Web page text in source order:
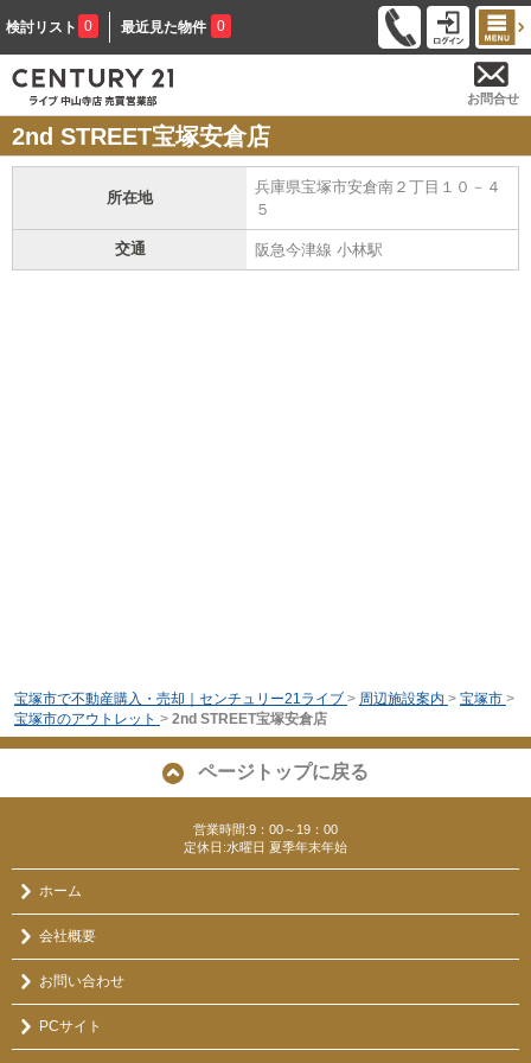
検討リスト 0 最近見た物件 0
お問合せ
2nd STREET宝塚安倉店
所在地
兵庫県宝塚市安倉南２丁目１０－４
５
交通 阪急今津線 小林駅
宝塚市で不動産購入・売却｜センチュリー21ライブ > 周辺施設案内 > 宝塚市 >
宝塚市のアウトレット > 2nd STREET宝塚安倉店
ページトップに戻る
営業時間:9：00～19：00
定休日:水曜日 夏季年末年始
ホーム
会社概要
お問い合わせ
PCサイト